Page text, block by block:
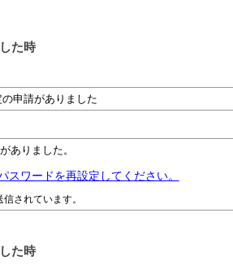
た時
申請がありました
ありました。
スワードを再設定してください。
されています。
た時